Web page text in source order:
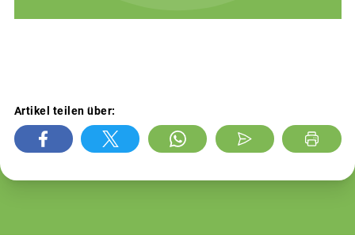
Artikel teilen über: